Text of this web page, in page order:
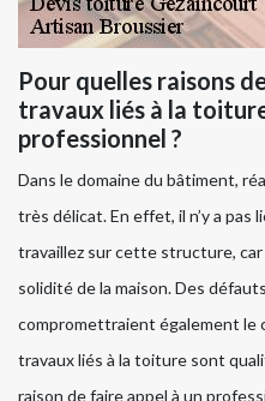
Pour quelles raisons
travaux liés à la
professionnel ?
Dans le domaine du bâtiment,
très délicat. En effet, il n’y a pas
travaillez sur cette structure,
solidité de la maison. Des
compromettraient également le
travaux liés à la toiture sont
raison de faire appel à un